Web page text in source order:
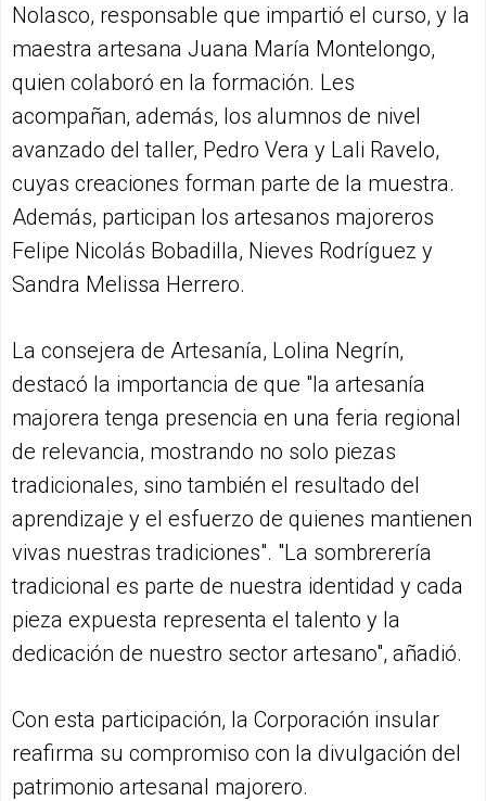
Nolasco, responsable que impartió el curso, y la
maestra artesana Juana María Montelongo,
quien colaboró en la formación. Les
acompañan, además, los alumnos de nivel
avanzado del taller, Pedro Vera y Lali Ravelo,
cuyas creaciones forman parte de la muestra.
Además, participan los artesanos majoreros
Felipe Nicolás Bobadilla, Nieves Rodríguez y
Sandra Melissa Herrero.
La consejera de Artesanía, Lolina Negrín,
destacó la importancia de que "la artesanía
majorera tenga presencia en una feria regional
de relevancia, mostrando no solo piezas
tradicionales, sino también el resultado del
aprendizaje y el esfuerzo de quienes mantienen
vivas nuestras tradiciones". "La sombrerería
tradicional es parte de nuestra identidad y cada
pieza expuesta representa el talento y la
dedicación de nuestro sector artesano", añadió.
Con esta participación, la Corporación insular
reafirma su compromiso con la divulgación del
patrimonio artesanal majorero.